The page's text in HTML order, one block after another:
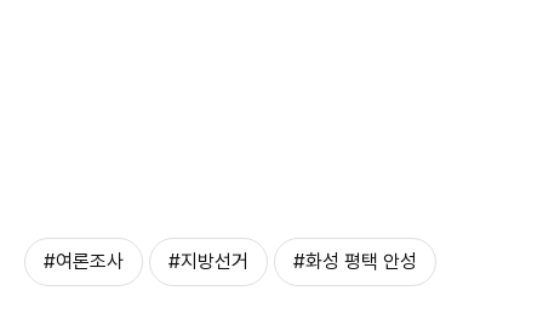
#여론조사 #지방선거 #화성 평택 안성